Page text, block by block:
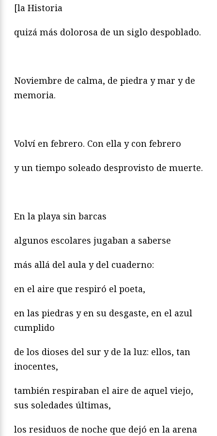
[la Historia
quizá más dolorosa de un siglo despoblado.
Noviembre de calma, de piedra y mar y de
memoria.
Volví en febrero. Con ella y con febrero
y un tiempo soleado desprovisto de muerte.
En la playa sin barcas
algunos escolares jugaban a saberse
más allá del aula y del cuaderno:
en el aire que respiró el poeta,
en las piedras y en su desgaste, en el azul
cumplido
de los dioses del sur y de la luz: ellos, tan
inocentes,
también respiraban el aire de aquel viejo,
sus soledades últimas,
los residuos de noche que dejó en la arena